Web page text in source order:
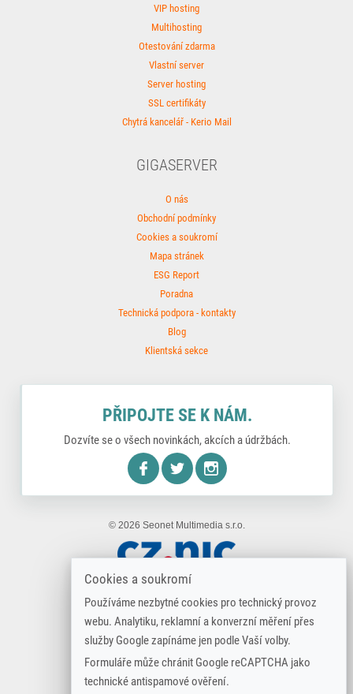
Cookies a soukromí
Používáme nezbytné cookies pro technický provoz
webu. Analytiku, reklamní a konverzní měření přes
služby Google zapínáme jen podle Vaší volby.
Formuláře může chránit Google reCAPTCHA jako
technické antispamové ověření.
VIP hosting
Multihosting
Otestování zdarma
Vlastní server
Server hosting
SSL certifikáty
Chytrá kancelář - Kerio Mail
GIGASERVER
O nás
Obchodní podmínky
Cookies a soukromí
Mapa stránek
ESG Report
Poradna
Technická podpora - kontakty
Blog
Klientská sekce
PŘIPOJTE SE K NÁM.
Dozvíte se o všech novinkách, akcích a údržbách.
© 2026 Seonet Multimedia s.r.o.